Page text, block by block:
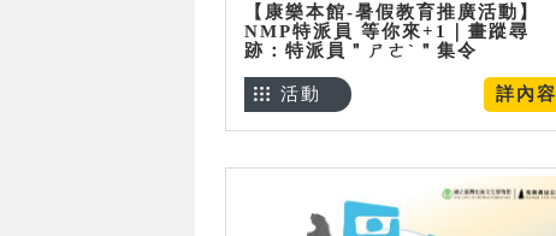
【康樂本館-暑假教育推廣活動】
NMP特派員 等你來+1｜畫蹤尋
跡：特派員＂ㄕㄜˋ＂集令
詳內容
活動